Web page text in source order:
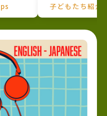
子どもたち紹介